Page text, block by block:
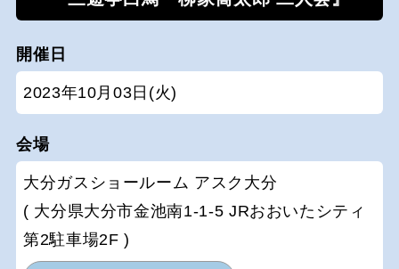
開催日
2023年10月03日(火)
会場
大分ガスショールーム アスク大分
( 大分県大分市金池南1-1-5 JRおおいたシティ
第2駐車場2F )